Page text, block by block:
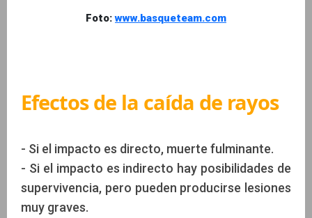
Foto:www.basqueteam.com
Efectos de la caída de rayos
- Si el impacto es directo, muerte fulminante.
- Si el impacto es indirecto hay posibilidades de
supervivencia, pero pueden producirse lesiones
muy graves.